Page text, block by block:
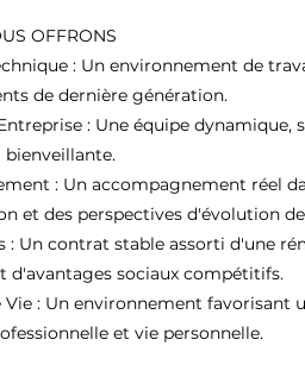
OFFRONS
: Un environnement de
de dernière génération.
: Une équipe dynamique,
: Un accompagnement réel
et des perspectives d'évolution
: Un contrat stable assorti d'une
d'avantages sociaux compétitifs.
Vie : Un environnement favorisant
et vie personnelle.